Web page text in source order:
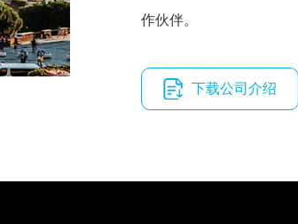
作伙伴。
下载公司介绍